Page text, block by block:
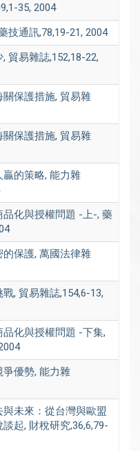
35, 2004
技通訊,78,19-21, 2004
貿易雜誌,152,18-22,
保護措施, 貿易雜
保護措施, 貿易雜
的策略, 能力雜
化與授權問題 -上-, 藥
保護, 萬國法律雜
, 貿易雜誌,154,6-13,
化與授權問題 -下集,
優勢, 能力雜
未來：從台灣與歐盟
起, 財稅研究,36,6,79-